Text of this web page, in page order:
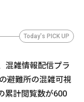
Today's PICK UP
混雑情報配信プラ
避難所の混雑可視
累計閲覧数が600